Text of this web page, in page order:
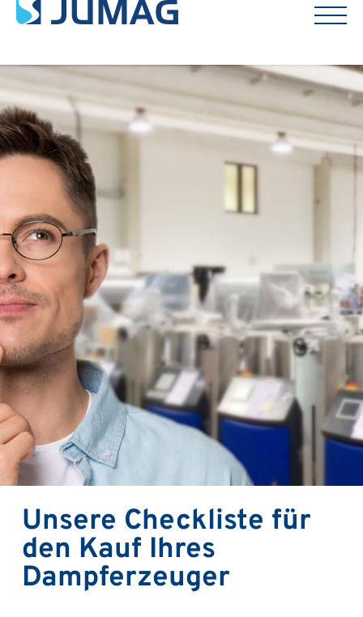
Unsere Checkliste für
den Kauf Ihres
Dampferzeuger